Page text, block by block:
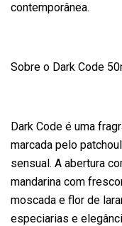
contemporânea.
Sobre o Dark Code
Dark Code é uma
marcada pelo
sensual. A abertura
mandarina com
moscada e flor de
especiarias e